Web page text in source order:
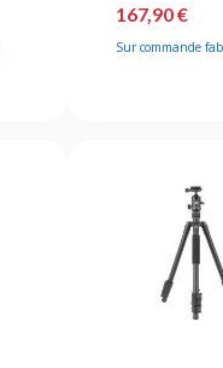
167,90 €
Sur commande